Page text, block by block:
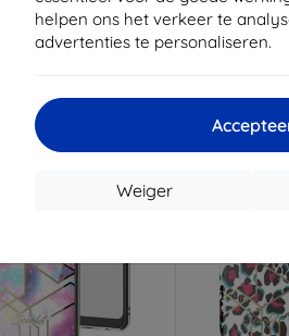
helpen ons het verkeer te
advertenties te personaliseren.
Weiger
€ 8,01
item op voorraad
€
-10%